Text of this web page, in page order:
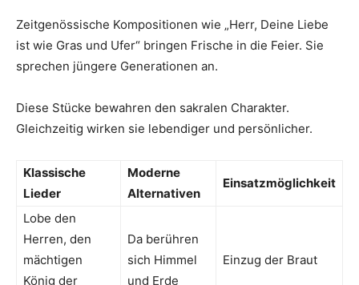
Zeitgenössische Kompositionen wie „Herr, Deine Liebe
ist wie Gras und Ufer“ bringen Frische in die Feier. Sie
sprechen jüngere Generationen an.
Diese Stücke bewahren den sakralen Charakter.
Gleichzeitig wirken sie lebendiger und persönlicher.
Klassische
Lieder
Moderne
Alternativen
Einsatzmöglichkeit
Lobe den
Herren, den
mächtigen
König der
Da berühren
sich Himmel
und Erde
Einzug der Braut